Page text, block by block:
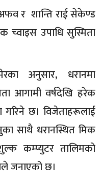
र शान्ति राई सेकेण्ड
उपाधि सुस्मिता
अनुसार, धरानमा
आगामी वर्षदेखि हरेक
छ। विजेताहरूलाई
साथै धरानस्थित मिक
कम्प्युटर तालिमको
जनाएको छ।